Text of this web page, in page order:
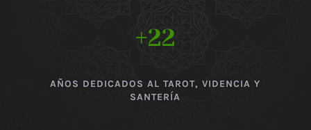
+22
AÑOS DEDICADOS AL TAROT, VIDENCIA Y
SANTERÍA